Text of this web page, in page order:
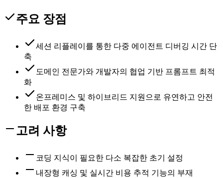
주요 장점
세션 리플레이를 통한 다중 에이전트 디버깅 시간 단
축
도메인 전문가와 개발자의 협업 기반 프롬프트 최적
화
온프레미스 및 하이브리드 지원으로 유연하고 안전
한 배포 환경 구축
고려 사항
코딩 지식이 필요한 다소 복잡한 초기 설정
내장형 캐싱 및 실시간 비용 추적 기능의 부재